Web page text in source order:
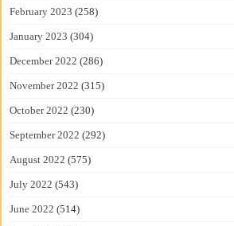
February 2023 (258)
January 2023 (304)
December 2022 (286)
November 2022 (315)
October 2022 (230)
September 2022 (292)
August 2022 (575)
July 2022 (543)
June 2022 (514)